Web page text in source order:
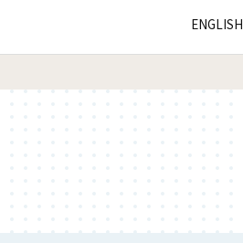
ENGLISH